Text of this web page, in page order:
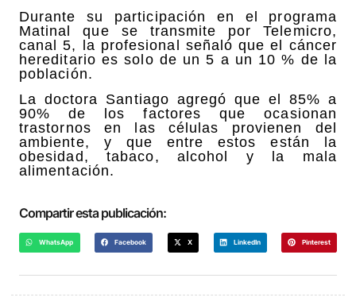
Durante su participación en el programa
Matinal que se transmite por Telemicro,
canal 5, la profesional señaló que el cáncer
hereditario es solo de un 5 a un 10 % de la
población.
La doctora Santiago agregó que el 85% a
90% de los factores que ocasionan
trastornos en las células provienen del
ambiente, y que entre estos están la
obesidad, tabaco, alcohol y la mala
alimentación.
Compartir esta publicación:
WhatsApp Facebook X LinkedIn Pinterest